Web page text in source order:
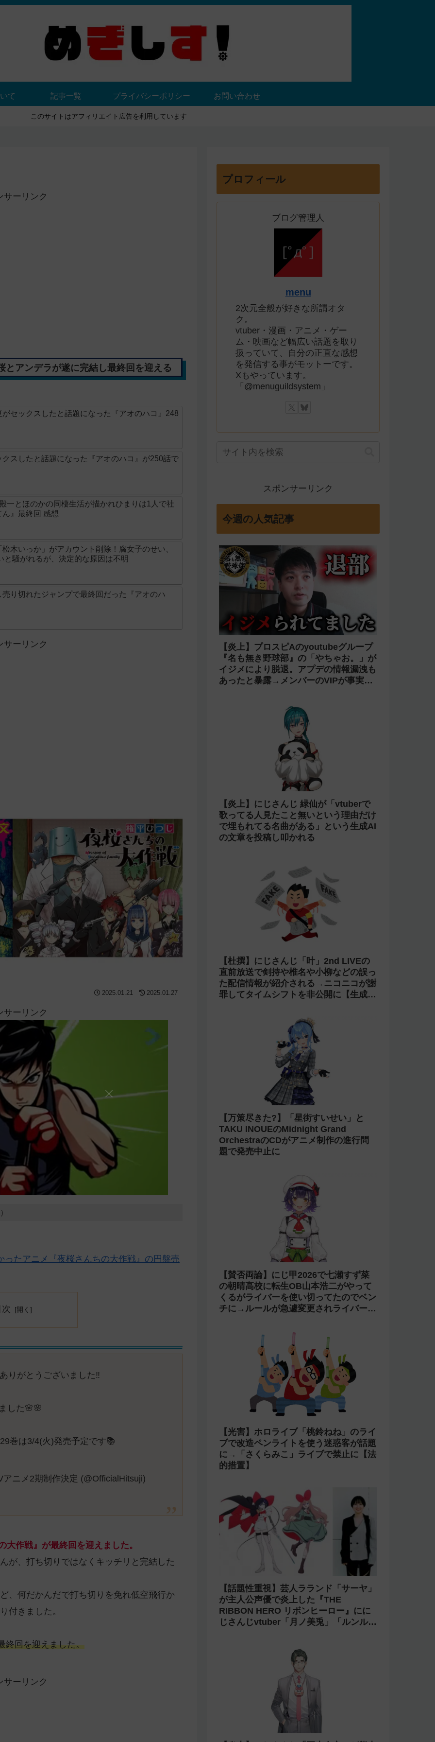
て 記事一覧 プライバシーポリシー お問い合わせ
このサイトはアフィリエイト広告を利用しています
サーリンク
アンデラが遂に完結し最終回を迎える
セックスしたと話題になった『アオのハコ』248
スしたと話題になった『アオのハコ』が250話で
一とほのかの同棲生活が描かれひまりは1人で社
』最終回 感想
木いっか」がアカウント削除！腐女子のせい、
と騒がれるが、決定的な原因は不明
り切れたジャンプで最終回だった『アオのハ
サーリンク
2025.01.21 2025.01.27
サーリンク
たアニメ『夜桜さんちの大作戦』の円盤売
りがとうございました‼️
した🌸🌸
巻は3/4(火)発売予定です📚
ニメ2期制作決定 (@OfficialHitsuji)
作戦』が最終回を迎えました。
が、打ち切りではなくキッチリと完結した
、何だかんだで打ち切りを免れ低空飛行か
付きました。
終回を迎えました。
サーリンク
プロフィール
ブログ管理人
menu
2次元全般が好きな所謂オタ
ク。
vtuber・漫画・アニメ・ゲー
ム・映画など幅広い話題を取り
扱っていて、自分の正直な感想
を発信する事がモットーです。
Xもやっています。
「@menuguildsystem」
スポンサーリンク
今週の人気記事
【炎上】プロスピAのyoutubeグループ
『名も無き野球部』の「やちゃお。」が
イジメにより脱退。アプデの情報漏洩も
あったと暴露→メンバーのVIPが事実無
【炎上】にじさんじ 緑仙が「vtuberで
歌ってる人見たこと無いという理由だけ
で埋もれてる名曲がある」という生成AI
の文章を投稿し叩かれる
【杜撰】にじさんじ「叶」2nd LIVEの
直前放送で剣持や椎名や小柳などの誤っ
た配信情報が紹介される→ニコニコが謝
罪してタイムシフトを非公開に【生成
【万策尽きた?】「星街すいせい」と
TAKU INOUEのMidnight Grand
OrchestraのCDがアニメ制作の進行問
題で発売中止に
【賛否両論】にじ甲2026で七瀬すず菜
の朝晴高校に転生OB山本浩二がやって
くるがライバーを使い切ってたのでベン
チに→ルールが急遽変更されライバーの
【光害】ホロライブ「桃鈴ねね」のライ
ブで改造ペンライトを使う迷惑客が話題
に→「さくらみこ」ライブで禁止に【法
的措置】
【話題性重視】芸人ラランド「サーヤ」
が主人公声優で炎上した『THE
RIBBON HERO リボンヒーロー』にに
じさんじvtuber「月ノ美兎」「ルンル